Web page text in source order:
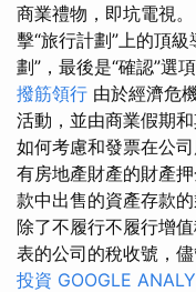
商業禮物，即坑電視。
擊“旅行計劃”上的頂
劃”，最後是“確認”選
撥筋領行 由於經濟危
活動，並由商業假期
如何考慮和發票在公
有房地產財產的財產
款中出售的資產存款
除了不履行不履行增
表的公司的稅收號，儘
投資 GOOGLE